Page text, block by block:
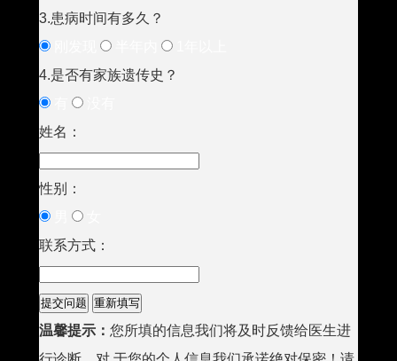
3.患病时间有多久？
4.是否有家族遗传史？
姓名：
性别：
联系方式：
温馨提示： 您所填的信息我们将及时反馈给医生进